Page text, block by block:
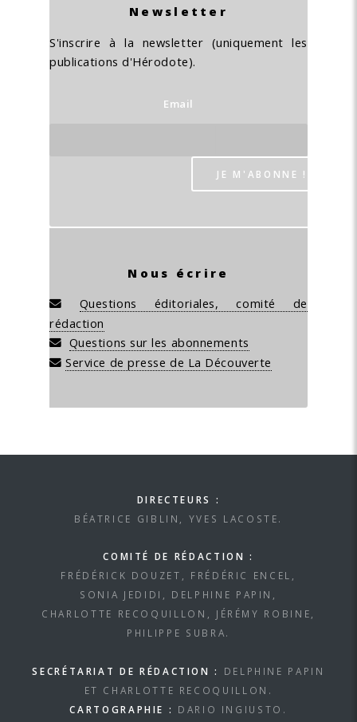
Newsletter
S'inscrire à la newsletter (uniquement les
publications d'Hérodote).
Email
Nous écrire
Questions éditoriales, comité de
rédaction
Questions sur les abonnements
Service de presse de La Découverte
DIRECTEURS :
BÉATRICE GIBLIN, YVES LACOSTE.
COMITÉ DE RÉDACTION :
FRÉDÉRICK DOUZET, FRÉDÉRIC ENCEL,
SONIA JEDIDI, DELPHINE PAPIN,
CHARLOTTE RECOQUILLON, JÉRÉMY ROBINE,
PHILIPPE SUBRA.
SECRÉTARIAT DE RÉDACTION :
DELPHINE PAPIN
ET CHARLOTTE RECOQUILLON.
CARTOGRAPHIE :
DARIO INGIUSTO.